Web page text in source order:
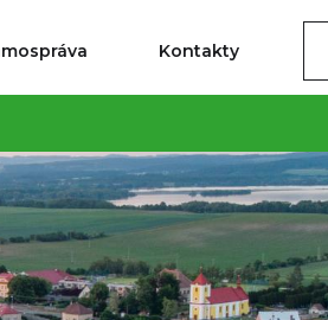
Kontakty